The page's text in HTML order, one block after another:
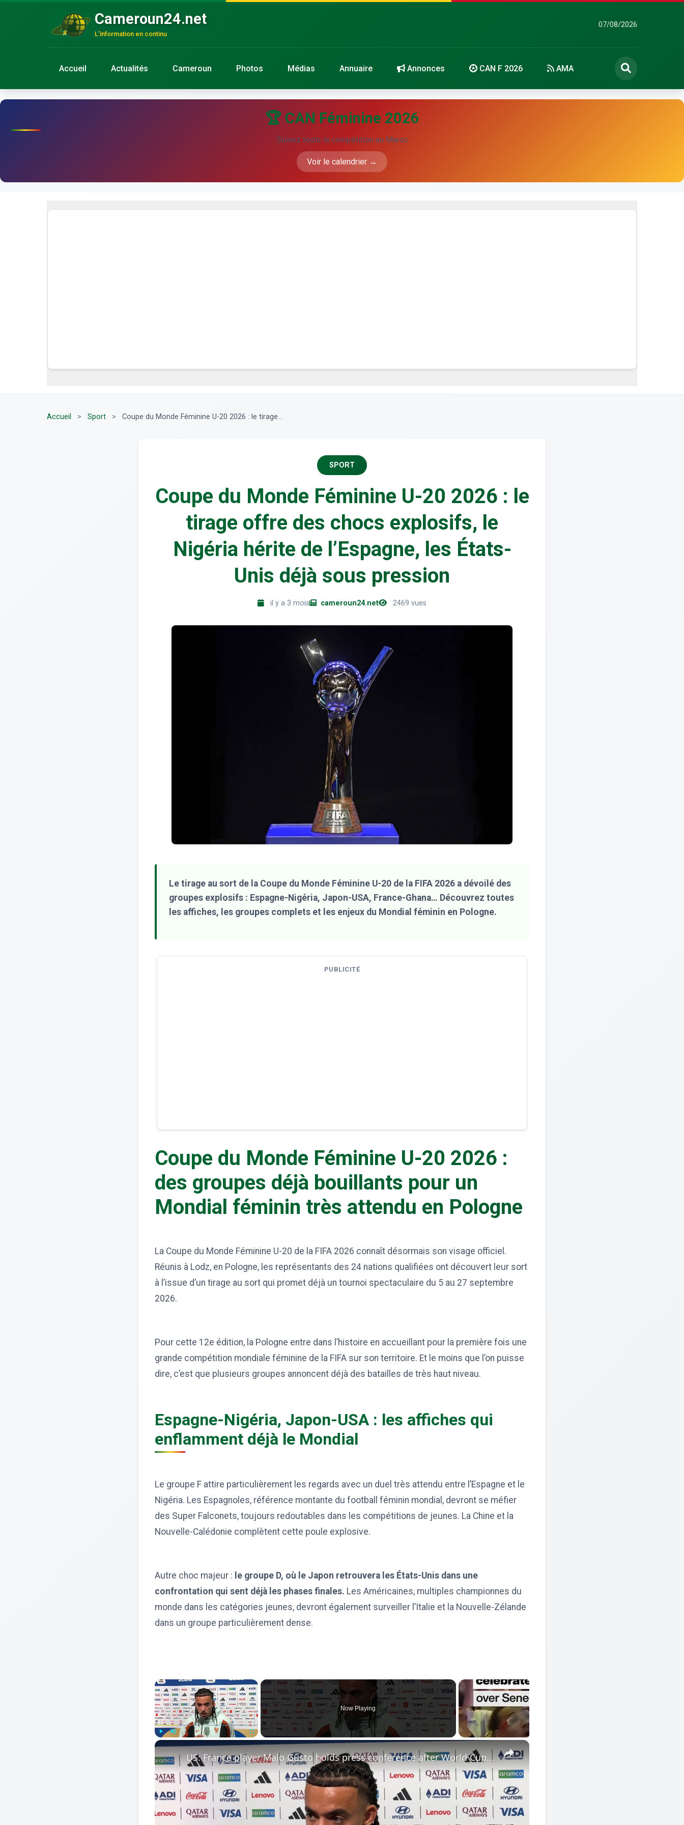
Cameroun24.net
L'information en continu
07/08/2026
Accueil Actualités Cameroun Photos Médias Annuaire Annonces CAN F 2026 AMA
🏆 CAN Féminine 2026
Suivez toute la compétition au Maroc
Voir le calendrier →
Accueil > Sport > Coupe du Monde Féminine U-20 2026 : le tirage...
SPORT
Coupe du Monde Féminine U-20 2026 : le
tirage offre des chocs explosifs, le
Nigéria hérite de l’Espagne, les États-
Unis déjà sous pression
il y a 3 mois cameroun24.net 2469 vues
Le tirage au sort de la Coupe du Monde Féminine U-20 de la FIFA 2026 a dévoilé des
groupes explosifs : Espagne-Nigéria, Japon-USA, France-Ghana… Découvrez toutes
les affiches, les groupes complets et les enjeux du Mondial féminin en Pologne.
PUBLICITÉ
Coupe du Monde Féminine U-20 2026 :
des groupes déjà bouillants pour un
Mondial féminin très attendu en Pologne
La Coupe du Monde Féminine U-20 de la FIFA 2026 connaît désormais son visage officiel.
Réunis à Lodz, en Pologne, les représentants des 24 nations qualifiées ont découvert leur sort
à l’issue d’un tirage au sort qui promet déjà un tournoi spectaculaire du 5 au 27 septembre
2026.
Pour cette 12e édition, la Pologne entre dans l’histoire en accueillant pour la première fois une
grande compétition mondiale féminine de la FIFA sur son territoire. Et le moins que l’on puisse
dire, c’est que plusieurs groupes annoncent déjà des batailles de très haut niveau.
Espagne-Nigéria, Japon-USA : les affiches qui
enflamment déjà le Mondial
Le groupe F attire particulièrement les regards avec un duel très attendu entre l’Espagne et le
Nigéria. Les Espagnoles, référence montante du football féminin mondial, devront se méfier
des Super Falconets, toujours redoutables dans les compétitions de jeunes. La Chine et la
Nouvelle-Calédonie complètent cette poule explosive.
Autre choc majeur : le groupe D, où le Japon retrouvera les États-Unis dans une
confrontation qui sent déjà les phases finales. Les Américaines, multiples championnes du
monde dans les catégories jeunes, devront également surveiller l’Italie et la Nouvelle-Zélande
dans un groupe particulièrement dense.
×
Now Playing
×
US: France player Malo Gusto holds press conference after World Cup third-place match against England.